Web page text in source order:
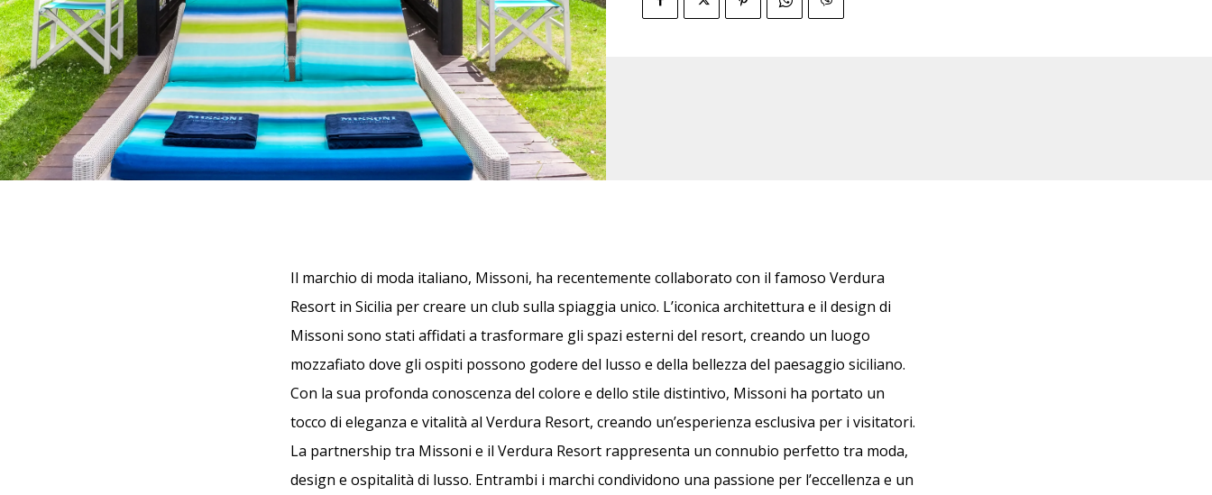
Il marchio di moda italiano, Missoni, ha recentemente collaborato con il famoso Verdura
Resort in Sicilia per creare un club sulla spiaggia unico. L’iconica architettura e il design di
Missoni sono stati affidati a trasformare gli spazi esterni del resort, creando un luogo
mozzafiato dove gli ospiti possono godere del lusso e della bellezza del paesaggio siciliano.
Con la sua profonda conoscenza del colore e dello stile distintivo, Missoni ha portato un
tocco di eleganza e vitalità al Verdura Resort, creando un’esperienza esclusiva per i visitatori.
La partnership tra Missoni e il Verdura Resort rappresenta un connubio perfetto tra moda,
design e ospitalità di lusso. Entrambi i marchi condividono una passione per l’eccellenza e un